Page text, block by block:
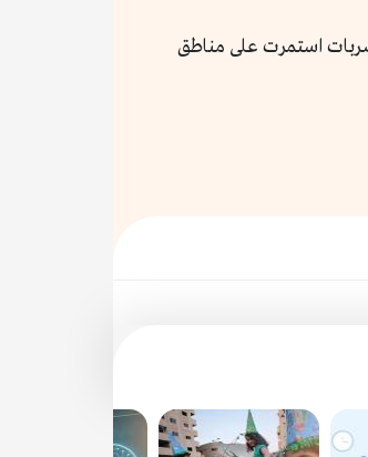
استمرت على مناطق